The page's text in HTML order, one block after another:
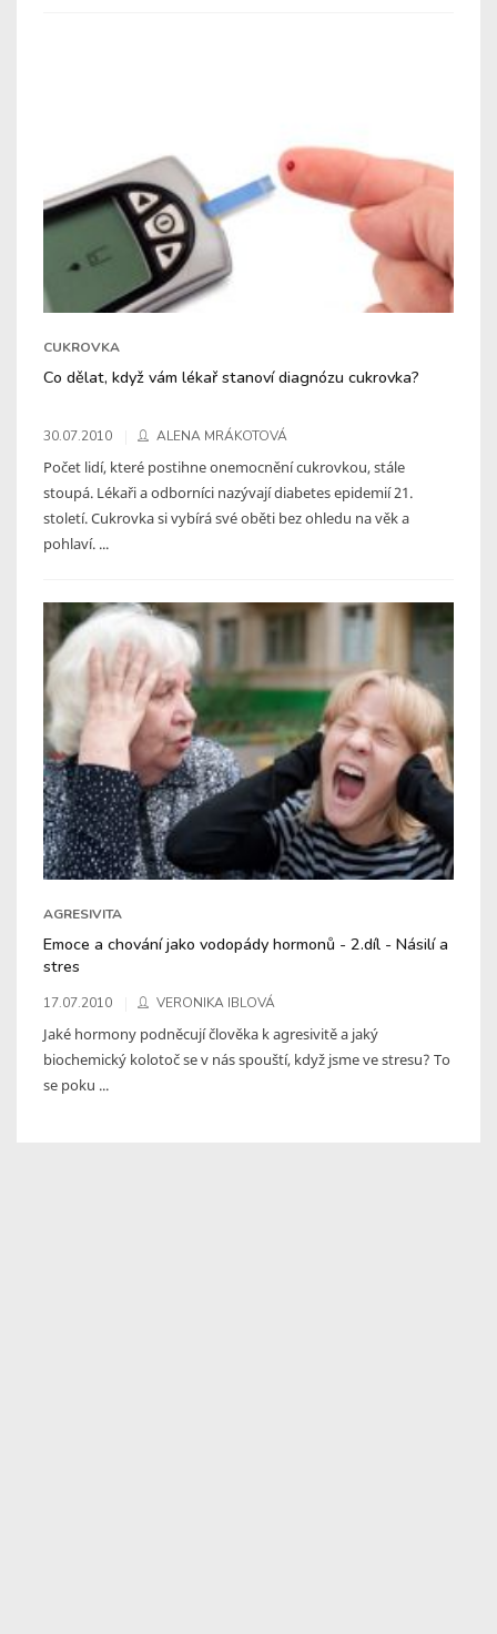
CUKROVKA
Co dělat, když vám lékař stanoví diagnózu cukrovka?
30.07.2010 ALENA MRÁKOTOVÁ
Počet lidí, které postihne onemocnění cukrovkou, stále
stoupá. Lékaři a odborníci nazývají diabetes epidemií 21.
století. Cukrovka si vybírá své oběti bez ohledu na věk a
pohlaví. ...
AGRESIVITA
Emoce a chování jako vodopády hormonů - 2.díl - Násilí a
stres
17.07.2010 VERONIKA IBLOVÁ
Jaké hormony podněcují člověka k agresivitě a jaký
biochemický kolotoč se v nás spouští, když jsme ve stresu? To
se poku ...